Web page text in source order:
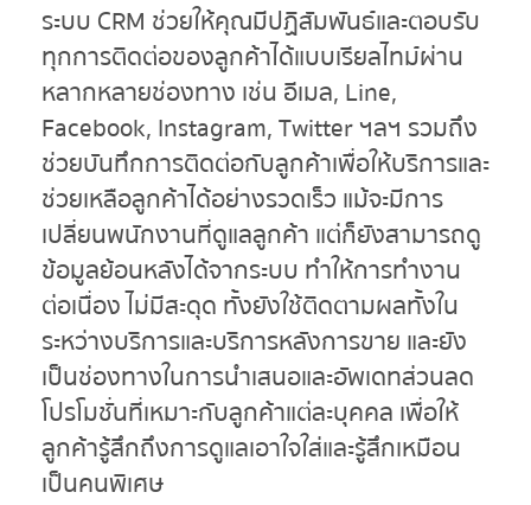
ระบบ CRM ช่วยให้คุณมีปฏิสัมพันธ์และตอบรับ
ทุกการติดต่อของลูกค้าได้แบบเรียลไทม์ผ่าน
หลากหลายช่องทาง เช่น อีเมล, Line,
Facebook, Instagram, Twitter ฯลฯ รวมถึง
ช่วยบันทึกการติดต่อกับลูกค้าเพื่อให้บริการและ
ช่วยเหลือลูกค้าได้อย่างรวดเร็ว แม้จะมีการ
เปลี่ยนพนักงานที่ดูแลลูกค้า แต่ก็ยังสามารถดู
ข้อมูลย้อนหลังได้จากระบบ ทำให้การทำงาน
ต่อเนื่อง ไม่มีสะดุด ทั้งยังใช้ติดตามผลทั้งใน
ระหว่างบริการและบริการหลังการขาย และยัง
เป็นช่องทางในการนำเสนอและอัพเดทส่วนลด
โปรโมชั่นที่เหมาะกับลูกค้าแต่ละบุคคล เพื่อให้
ลูกค้ารู้สึกถึงการดูแลเอาใจใส่และรู้สึกเหมือน
เป็นคนพิเศษ